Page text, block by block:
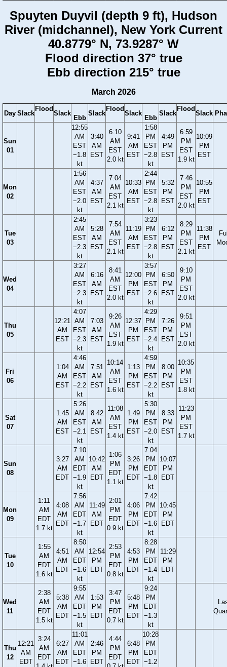
Spuyten Duyvil (depth 9 ft), Hudson
River (midchannel), New York Current
40.8779° N, 73.9287° W
Flood direction 37° true
Ebb direction 215° true
March 2026
Day Slack
Flood
Slack
Ebb
Slack
Flood
Slack
Ebb
Slack
Flood
Slack
Sun
01
12:55
AM
EST
−1.8
kt
3:40
AM
EST
6:10
AM
EST
2.0 kt
9:41
AM
EST
1:58
PM
EST
−2.8
kt
4:49
PM
EST
6:59
PM
EST
1.9 kt
10:09
PM
EST
Mon
02
1:56
AM
EST
−2.0
kt
4:37
AM
EST
7:04
AM
EST
2.1 kt
10:33
AM
EST
2:44
PM
EST
−2.8
kt
5:32
PM
EST
7:46
PM
EST
2.0 kt
10:55
PM
EST
Tue
03
2:45
AM
EST
−2.3
kt
5:28
AM
EST
7:54
AM
EST
2.1 kt
11:19
AM
EST
3:23
PM
EST
−2.8
kt
6:12
PM
EST
8:29
PM
EST
2.1 kt
11:38
PM
EST
Wed
04
3:27
AM
EST
−2.3
kt
6:16
AM
EST
8:41
AM
EST
2.0 kt
12:00
PM
EST
3:57
PM
EST
−2.6
kt
6:50
PM
EST
9:10
PM
EST
2.0 kt
Thu
05
12:21
AM
EST
4:07
AM
EST
−2.3
kt
7:03
AM
EST
9:26
AM
EST
1.9 kt
12:37
PM
EST
4:29
PM
EST
−2.4
kt
7:26
PM
EST
9:51
PM
EST
2.0 kt
Fri
06
1:04
AM
EST
4:46
AM
EST
−2.2
kt
7:51
AM
EST
10:14
AM
EST
1.6 kt
1:13
PM
EST
4:59
PM
EST
−2.2
kt
8:00
PM
EST
10:35
PM
EST
1.8 kt
Sat
07
1:45
AM
EST
5:26
AM
EST
−2.1
kt
8:42
AM
EST
11:08
AM
EST
1.4 kt
1:49
PM
EST
5:30
PM
EST
−2.0
kt
8:33
PM
EST
11:23
PM
EST
1.7 kt
Sun
08
3:27
AM
EDT
7:10
AM
EDT
−1.9
kt
10:42
AM
EDT
1:06
PM
EDT
1.1 kt
3:26
PM
EDT
7:04
PM
EDT
−1.8
kt
10:07
PM
EDT
Mon
09
1:11
AM
EDT
1.7 kt
4:08
AM
EDT
7:56
AM
EDT
−1.7
kt
11:49
AM
EDT
2:01
PM
EDT
0.9 kt
4:06
PM
EDT
7:42
PM
EDT
−1.6
kt
10:45
PM
EDT
Tue
10
1:55
AM
EDT
1.6 kt
4:51
AM
EDT
8:50
AM
EDT
−1.6
kt
12:54
PM
EDT
2:53
PM
EDT
0.8 kt
4:53
PM
EDT
8:28
PM
EDT
−1.4
kt
11:29
PM
EDT
Wed
11
2:38
AM
EDT
1.5 kt
5:38
AM
EDT
9:55
AM
EDT
−1.5
kt
1:53
PM
EDT
3:47
PM
EDT
0.7 kt
5:48
PM
EDT
9:24
PM
EDT
−1.3
kt
Thu
12
12:21
AM
EDT
3:24
AM
EDT
6:27
AM
EDT
11:01
AM
EDT
−1.6
2:46
PM
EDT
4:44
PM
EDT
6:48
PM
EDT
10:28
PM
EDT
−1.2